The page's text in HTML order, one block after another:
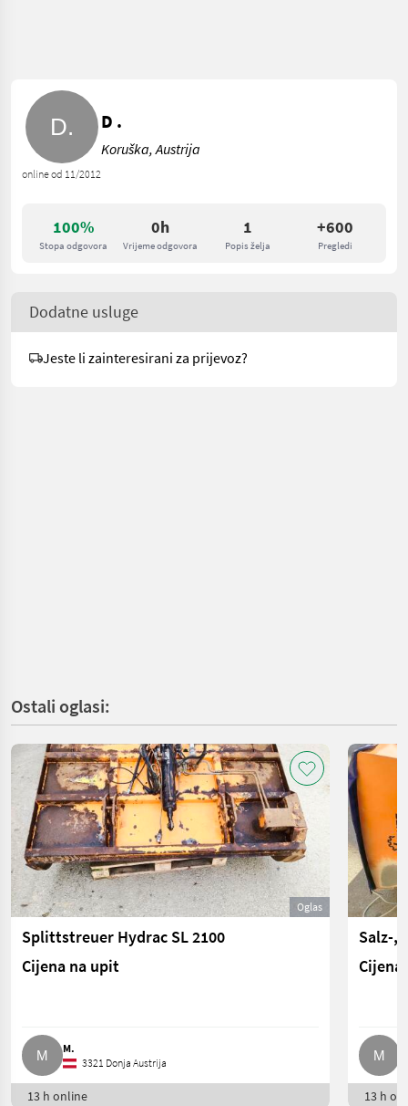
100%
Stopa odgovora
0h
Vrijeme odgovora
1
Popis želja
+600
Pregledi
online od 11/2012
D .
Koruška, Austrija
Dodatne usluge
Jeste li zainteresirani za prijevoz?
Ostali oglasi:
Oglas
Splittstreuer Hydrac SL 2100
Cijena na upit
M.
3321 Donja Austrija
13 h online
Salz-,
13 h